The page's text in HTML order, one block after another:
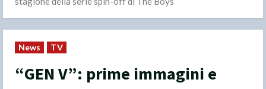
News TV
“GEN V”: prime immagini e